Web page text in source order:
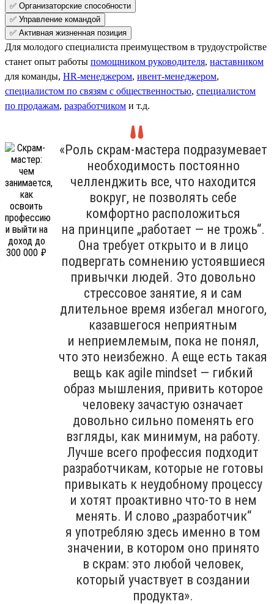
✅ Организаторские способности
✅ Управление командой
✅ Активная жизненная позиция
Для молодого специалиста преимуществом в трудоустройстве
станет опыт работы помощником руководителя, наставником
для команды, HR-менеджером, ивент-менеджером,
специалистом по связям с общественностью, специалистом
по продажам, разработчиком и т.д.
«Роль скрам-мастера подразумевает
необходимость постоянно
челленджить все, что находится
вокруг, не позволять себе
комфортно расположиться
на принципе „работает — не трожь“.
Она требует открыто и в лицо
подвергать сомнению устоявшиеся
привычки людей. Это довольно
стрессовое занятие, я и сам
длительное время избегал многого,
казавшегося неприятным
и неприемлемым, пока не понял,
что это неизбежно. А еще есть такая
вещь как agile mindset — гибкий
образ мышления, привить которое
человеку зачастую означает
довольно сильно поменять его
взгляды, как минимум, на работу.
Лучше всего профессия подходит
разработчикам, которые не готовы
привыкать к неудобному процессу
и хотят проактивно что-то в нем
менять. И слово „разработчик“
я употребляю здесь именно в том
значении, в котором оно принято
в скрам: это любой человек,
который участвует в создании
продукта».